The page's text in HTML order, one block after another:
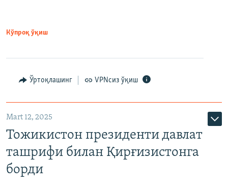
Кўпроқ ўқиш
Ўртоқлашинг VPNсиз ўқиш
Mart 12, 2025
Тожикистон президенти давлат
ташрифи билан Қирғизистонга
борди